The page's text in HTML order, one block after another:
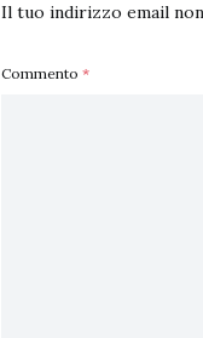
Il tuo indirizzo email
Commento *